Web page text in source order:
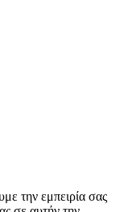
την εμπειρία σας